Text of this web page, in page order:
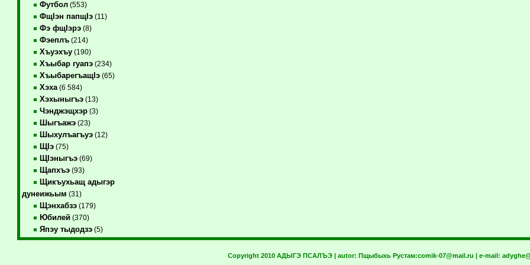
Футбол(553)
ФщIэн папщIэ(11)
Фэ фщIэрэ(8)
Фэеплъ(214)
Хъуэхъу(190)
Хъыбар гуапэ(234)
ХъыбарегъащIэ(65)
Хэха(6 584)
Хэхыныгъэ(13)
Чэнджэщхэр(3)
Шыгъажэ(23)
Шыхулъагъуэ(12)
ЩIэ(75)
ЩIэныгъэ(69)
Щапхъэ(93)
Щикъухьащ адыгэр
дунеижьым (31)
Щэнхабзэ(179)
Юбилей(370)
Япэу тыдодзэ(5)
Copyright 2010 АДЫГЭ ПСАЛЪЭ | autor: Пщыбыхь Рустам:comik-07@mail.ru | e-mail: